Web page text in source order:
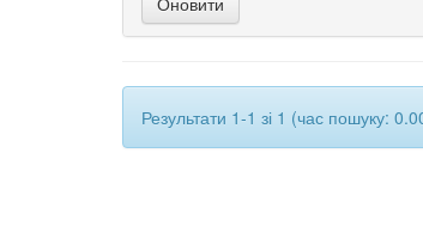
Результати 1-1 зі 1 (час пошуку: